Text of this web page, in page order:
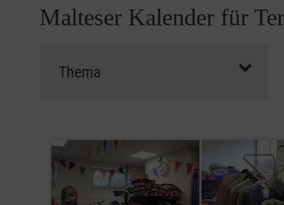
Malteser Kalender für